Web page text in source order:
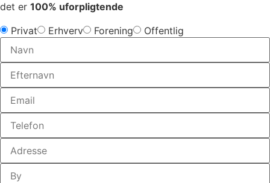
det er 100% uforpligtende
Privat Erhverv Forening Offentlig